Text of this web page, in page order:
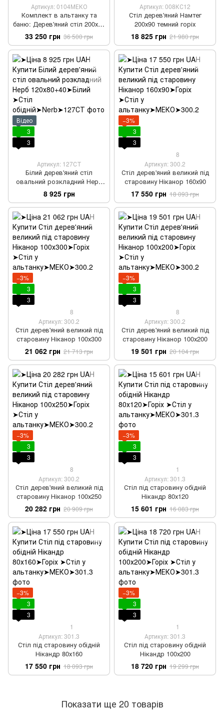
Артикул: 0104МЕКО
Комплект в альтанку та
баню: Дерев'яний стіл 200х90
см + 4 стільців масив дерева
33 250 грн 36 500 грн
Артикул: 008КС12
Стіл дерев'яний Намтег
200х90 темний горіх
18 825 грн 21 980 грн
Відео
3
3
Артикул: 127СТ
Білий дерев'яний стіл
овальний розкладний Нерб
120х80+40
8 925 грн
−3%
3
3
8
Артикул: 300.2
Стіл дерев'яний великий під
старовину Ніканор 160х90
17 550 грн 18 093 грн
−3%
3
3
8
Артикул: 300.2
Стіл дерев'яний великий під
старовину Ніканор 100х300
21 062 грн 21 713 грн
−3%
3
3
8
Артикул: 300.2
Стіл дерев'яний великий під
старовину Ніканор 100х200
19 501 грн 20 104 грн
−3%
3
3
8
Артикул: 300.2
Стіл дерев'яний великий під
старовину Ніканор 100х250
20 282 грн 20 909 грн
−3%
3
3
1
Артикул: 301.3
Стіл під старовину обідній
Нікандр 80х120
15 601 грн 16 083 грн
−3%
3
3
1
Артикул: 301.3
Стіл під старовину обідній
Нікандр 80х160
17 550 грн 18 093 грн
−3%
3
3
1
Артикул: 301.3
Стіл під старовину обідній
Нікандр 100х200
18 720 грн 19 299 грн
Показати ще 20 товарів